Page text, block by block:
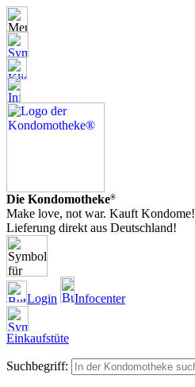
Die Kondomotheke®
Make love, not war. Kauft Kondome!
Lieferung direkt aus Deutschland!
Login Infocenter
Einkaufstüte
Suchbegriff: